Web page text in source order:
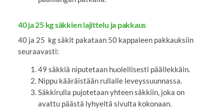
40 ja 25 kg säkkien lajittelu ja pakkaus
40 ja 25 kg säkit pakataan 50 kappaleen pakkauksiin
seuraavasti:
49 säkkiä niputetaan huolellisesti päällekkäin.
Nippu kääräistään rullalle leveyssuunnassa.
Säkkirulla pujotetaan yhteen säkkiin, joka on
avattu päästä lyhyeltä sivulta kokonaan.